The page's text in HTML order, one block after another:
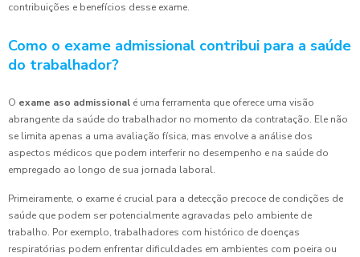
contribuições e benefícios desse exame.
Como o exame admissional contribui para a saúde
do trabalhador?
O exame aso admissional é uma ferramenta que oferece uma visão
abrangente da saúde do trabalhador no momento da contratação. Ele não
se limita apenas a uma avaliação física, mas envolve a análise dos
aspectos médicos que podem interferir no desempenho e na saúde do
empregado ao longo de sua jornada laboral.
Primeiramente, o exame é crucial para a detecção precoce de condições de
saúde que podem ser potencialmente agravadas pelo ambiente de
trabalho. Por exemplo, trabalhadores com histórico de doenças
respiratórias podem enfrentar dificuldades em ambientes com poeira ou